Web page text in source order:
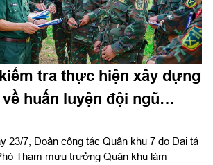
tra thực hiện xây dựng
huấn luyện đội ngũ
23/7, Đoàn công tác Quân khu 7 do Đại tá
Tham mưu trưởng Quân khu làm